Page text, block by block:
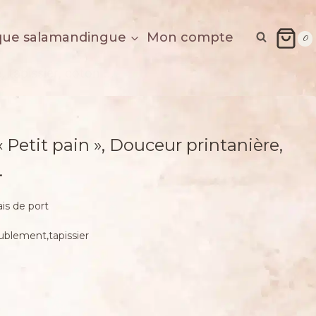
salamandingue Mon compte 0
Petit pain », Douceur printanière,
de port